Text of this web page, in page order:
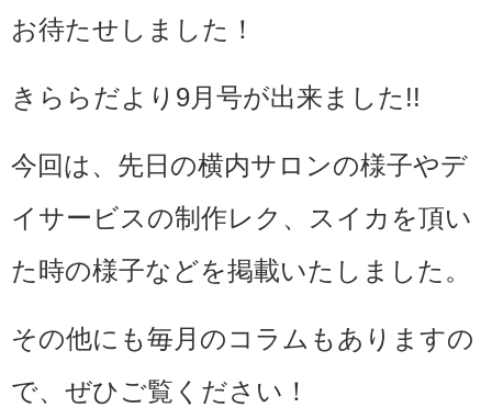
お待たせしました！
きららだより9月号が出来ました!!
今回は、先日の横内サロンの様子やデ
イサービスの制作レク、スイカを頂い
た時の様子などを掲載いたしました。
その他にも毎月のコラムもありますの
で、ぜひご覧ください！